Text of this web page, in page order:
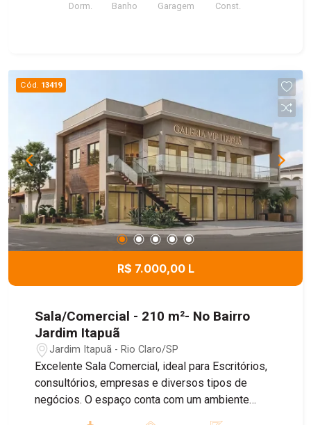
Dorm. Banho Garagem Const.
Cód. 13419
R$ 7.000,00 L
Sala/Comercial - 210 m²- No Bairro
Jardim Itapuã
Jardim Itapuã - Rio Claro/SP
Excelente Sala Comercial, ideal para Escritórios,
consultórios, empresas e diversos tipos de
negócios. O espaço conta com um ambiente